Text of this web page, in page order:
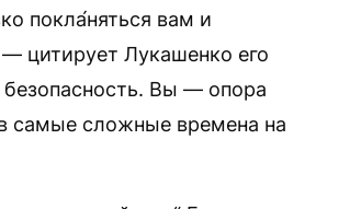
покла́няться вам и
цитирует Лукашенко его
Вы — опора
самые сложные времена на